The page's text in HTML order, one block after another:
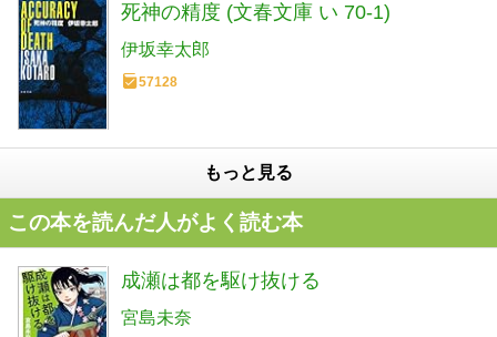
死神の精度 (文春文庫 い 70-1)
伊坂幸太郎
57128
もっと見る
この本を読んだ人がよく読む本
成瀬は都を駆け抜ける
宮島未奈